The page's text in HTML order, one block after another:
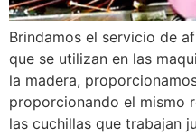
Brindamos el servicio de
que se utilizan en las
la madera,
proporcionando el mismo
las cuchillas que trabajan